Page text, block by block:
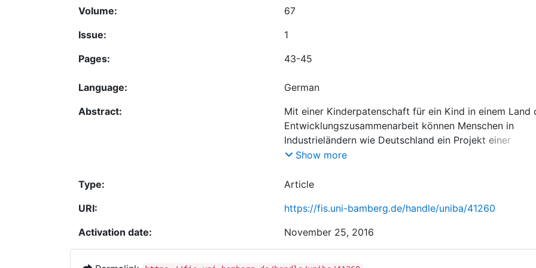
Volume:
67
Issue:
1
Pages:
43-45
Language:
German
Abstract:
Mit einer Kinderpatenschaft für ein Kind in einem Land
Entwicklungszusammenarbeit können Menschen in
Industrieländern wie Deutschland ein Projekt einer
entwicklungspolitischen Nichtregierungsorganisation
werden. Kinderpatenschaften sind als eine Option,
unterstützen, gleichzeitig eine Möglichkeit zur
Auseinandersetzung mit Entwicklungsfragen und somit
potenzieller Ausgangspunkt entwicklungspolitischer
Show more
Type:
Article
URI:
https://fis.uni-bamberg.de/handle/uniba/41260
Activation date:
November 25, 2016